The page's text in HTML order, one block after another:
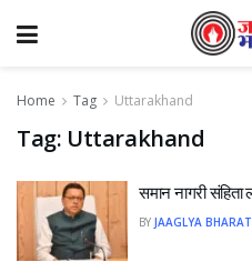
Home Tag Uttarakhand
Tag: Uttarakhand
समान नागरी संहिता
BY JAAGLYA